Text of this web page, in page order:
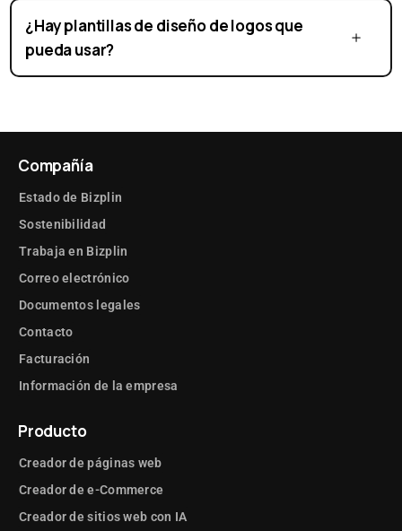
¿Hay plantillas de diseño de logos que
pueda usar?
Compañía
Estado de Bizplin
Sostenibilidad
Trabaja en Bizplin
Correo electrónico
Documentos legales
Contacto
Facturación
Información de la empresa
Producto
Creador de páginas web
Creador de e-Commerce
Creador de sitios web con IA